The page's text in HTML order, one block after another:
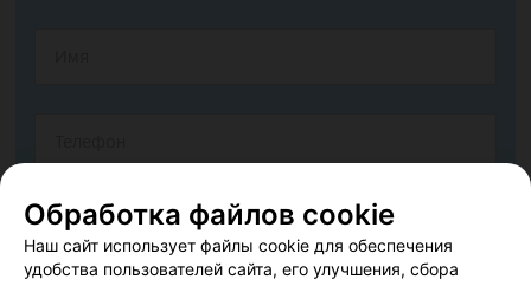
Обработка файлов cookie
Наш сайт использует файлы cookie для обеспечения
удобства пользователей сайта, его улучшения, сбора